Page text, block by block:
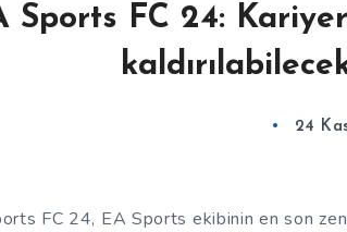
Sports FC 24:
24
FC 24, EA Sports ekibinin en son